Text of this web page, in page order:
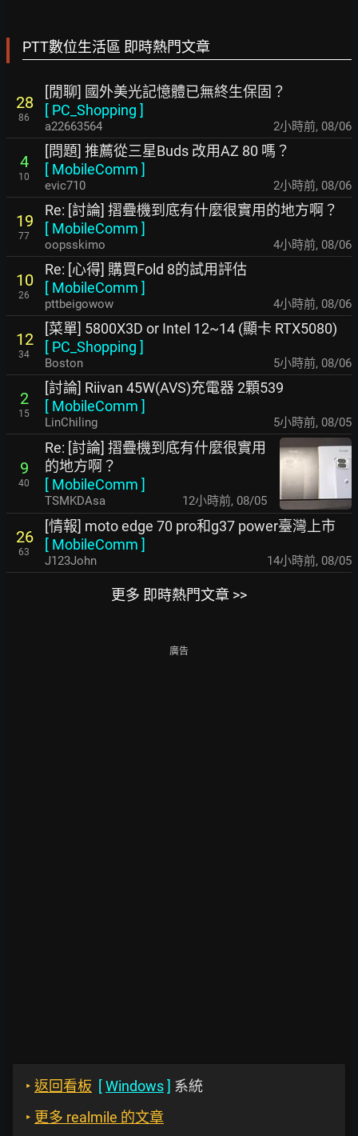
PTT數位生活區 即時熱門文章
28
86
[閒聊] 國外美光記憶體已無終生保固？
[ PC_Shopping ]
a22663564 2小時前, 08/06
4
10
[問題] 推薦從三星Buds 改用AZ 80 嗎？
[ MobileComm ]
evic710 2小時前, 08/06
19
77
Re: [討論] 摺疊機到底有什麼很實用的地方啊？
[ MobileComm ]
oopsskimo 4小時前, 08/06
10
26
Re: [心得] 購買Fold 8的試用評估
[ MobileComm ]
pttbeigowow 4小時前, 08/06
12
34
[菜單] 5800X3D or Intel 12~14 (顯卡 RTX5080)
[ PC_Shopping ]
Boston 5小時前, 08/06
2
15
[討論] Riivan 45W(AVS)充電器 2顆539
[ MobileComm ]
LinChiling 5小時前, 08/05
9
40
Re: [討論] 摺疊機到底有什麼很實用
的地方啊？
[ MobileComm ]
TSMKDAsa 12小時前, 08/05
26
63
[情報] moto edge 70 pro和g37 power臺灣上市
[ MobileComm ]
J123John 14小時前, 08/05
更多 即時熱門文章 >>
廣告
‣ 返回看板 [Windows] 系統
‣ 更多 realmile 的文章